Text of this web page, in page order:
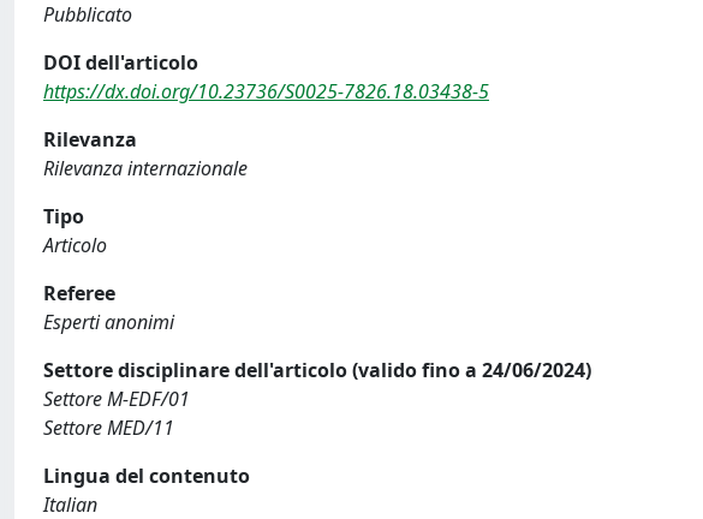
Pubblicato
DOI dell'articolo
https://dx.doi.org/10.23736/S0025-7826.18.03438-5
Rilevanza
Rilevanza internazionale
Tipo
Articolo
Referee
Esperti anonimi
Settore disciplinare dell'articolo (valido fino a 24/06/2024)
Settore M-EDF/01
Settore MED/11
Lingua del contenuto
Italian